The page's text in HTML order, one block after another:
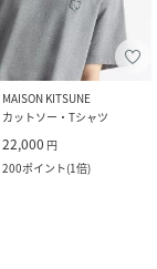
MAISON KITSUNE
カットソー・Tシャツ
22,000 円
200ポイント(1倍)